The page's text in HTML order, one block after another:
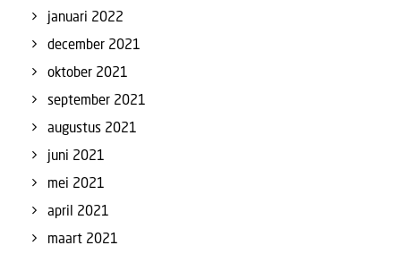
januari 2022
december 2021
oktober 2021
september 2021
augustus 2021
juni 2021
mei 2021
april 2021
maart 2021